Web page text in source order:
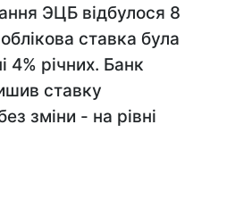
ЭЦБ відбулося 8
ставка була
4% річних. Банк
ставку
зміни - на рівні